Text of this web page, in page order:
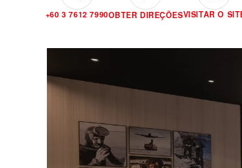
+60 3 7612 7990OBTER DIREÇÕESVISITAR O